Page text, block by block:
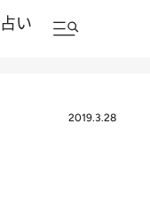
占い
2019.3.28